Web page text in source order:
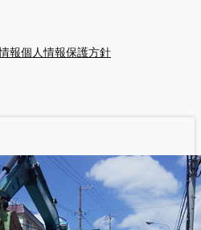
報個人情報保護方針